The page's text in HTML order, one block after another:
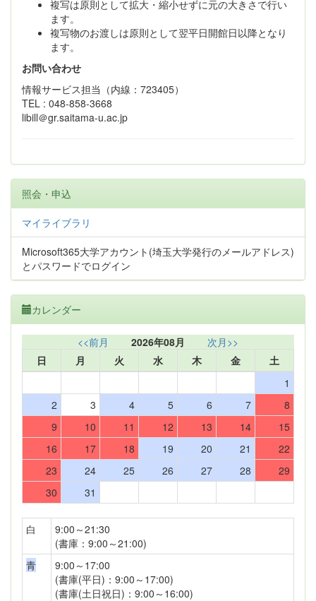
複写は原則として拡大・縮小せずに元の大きさで行い
ます。
複写物のお渡しは原則として翌平日開館日以降となり
ます。
お問い合わせ
情報サービス担当（内線：723405）
TEL : 048-858-3668
libill＠gr.saitama-u.ac.jp
照会・申込
マイライブラリ
Microsoft365大学アカウント(埼玉大学発行のメールアドレス)
とパスワードでログイン
カレンダー
<<前月 2026年08月
次月>>
日
月 火 水 木 金
土
1
2
3 4 5 6 7
8
9
10 11 12 13 14
15
16
17 18 19 20 21
22
23
24 25 26 27 28
29
30
31
白
9:00～21:30
(書庫：9:00～21:00)
青
9:00～17:00
(書庫(平日)：9:00～17:00)
(書庫(土日祝日)：9:00～16:00)